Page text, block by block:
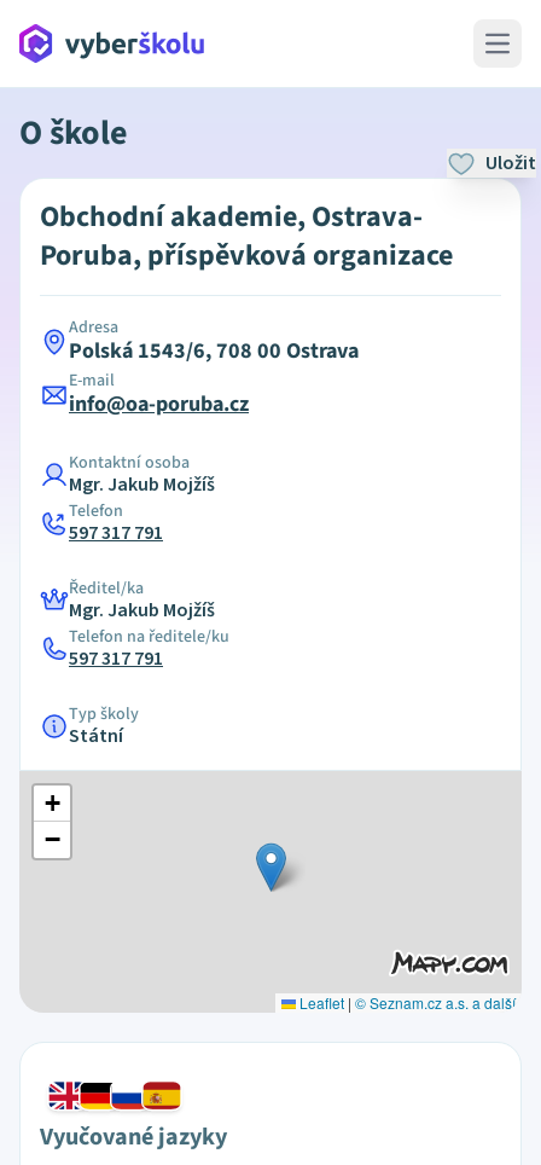
Open
O škole
Uložit
Obchodní akademie, Ostrava-
Poruba, příspěvková organizace
Adresa
Polská 1543/6, 708 00 Ostrava
E-mail
info@oa-poruba.cz
Kontaktní osoba
Mgr. Jakub Mojžíš
Telefon
597 317 791
Ředitel/ka
Mgr. Jakub Mojžíš
Telefon na ředitele/ku
597 317 791
Typ školy
Státní
+
−
Leaflet | © Seznam.cz a.s. a další
Vyučované jazyky